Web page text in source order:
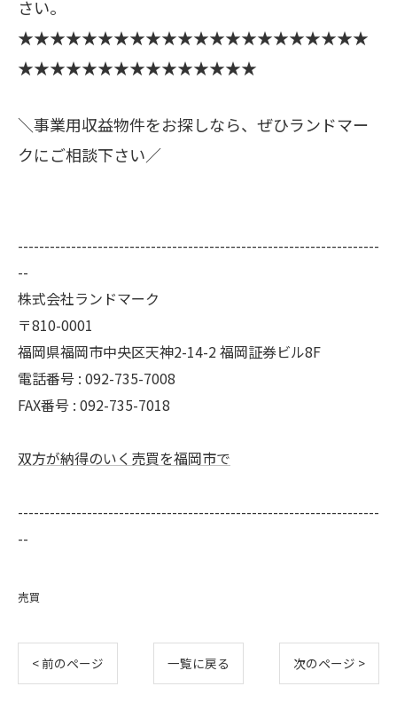
さい。
★★★★★★★★★★★★★★★★★★★★★★
★★★★★★★★★★★★★★★
＼事業用収益物件をお探しなら、ぜひランドマー
クにご相談下さい／
--------------------------------------------------------------------
--
株式会社ランドマーク
〒810-0001
福岡県福岡市中央区天神2-14-2 福岡証券ビル8F
電話番号 : 092-735-7008
FAX番号 : 092-735-7018
双方が納得のいく売買を福岡市で
--------------------------------------------------------------------
--
売買
< 前のページ 一覧に戻る 次のページ >